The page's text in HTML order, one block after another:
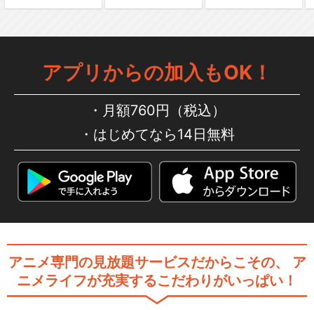
アプリからの加入もOK！
月額760円（税込）
はじめてなら14日無料
アニメ専門の見放題サービスだからこその、
ア
ニメライフが充実するこだわりがいっぱい！